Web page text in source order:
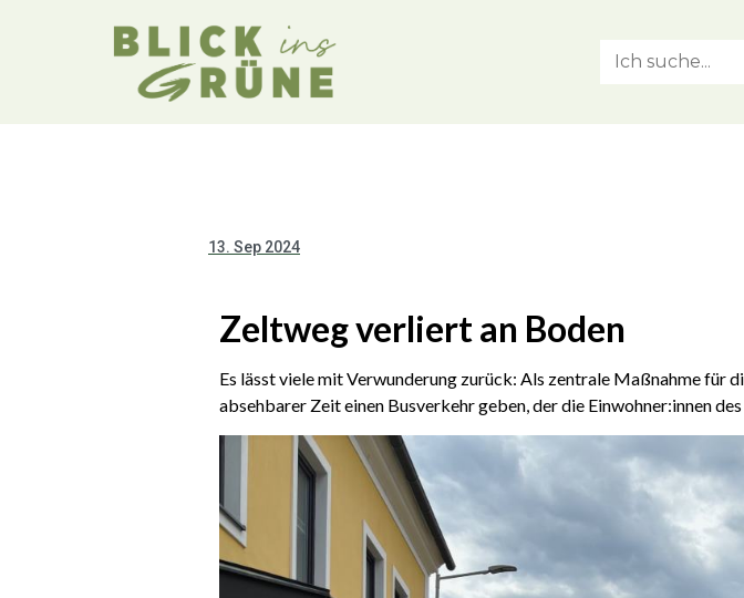
13. Sep 2024
Zeltweg verliert an Boden
Es lässt viele mit Verwunderung zurück: Als zentrale Maßnahme für
absehbarer Zeit einen Busverkehr geben, der die Einwohner:innen